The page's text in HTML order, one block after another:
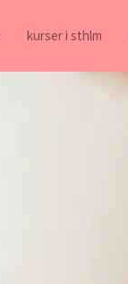
kurser i sthlm